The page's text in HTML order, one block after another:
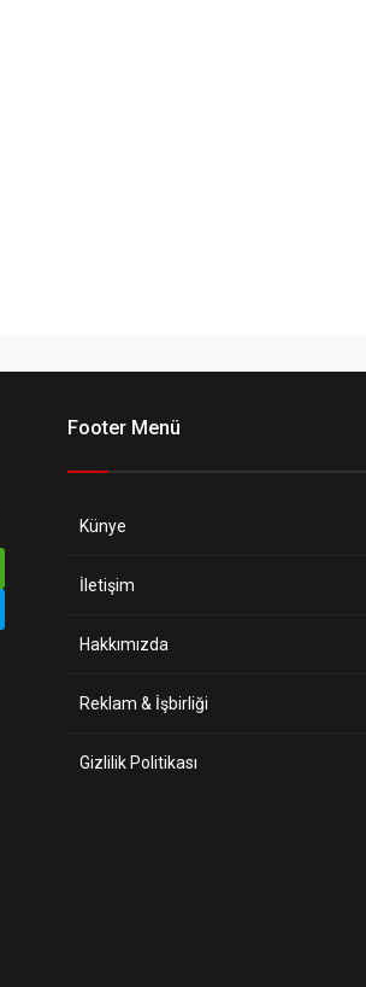
Footer Menü
Künye
İletişim
Hakkımızda
Reklam & İşbirliği
Gizlilik Politikası